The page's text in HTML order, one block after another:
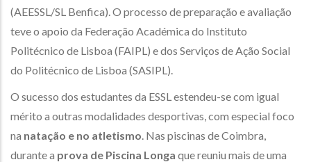
(AEESSL/SL Benfica). O processo de preparação e avaliação
teve o apoio da Federação Académica do Instituto
Politécnico de Lisboa (FAIPL) e dos Serviços de Ação Social
do Politécnico de Lisboa (SASIPL).
O sucesso dos estudantes da ESSL estendeu-se com igual
mérito a outras modalidades desportivas, com especial foco
na natação e no atletismo . Nas piscinas de Coimbra,
durante a prova de Piscina Longa que reuniu mais de uma